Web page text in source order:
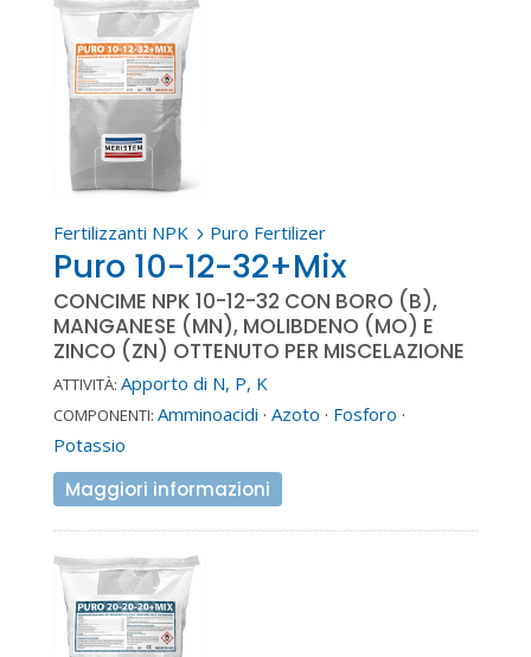
Fertilizzanti NPK5 Puro Fertilizer
Puro 10-12-32+Mix
CONCIME NPK 10-12-32 CON BORO (B),
MANGANESE (MN), MOLIBDENO (MO) E
ZINCO (ZN) OTTENUTO PER MISCELAZIONE
ATTIVITÀ: Apporto di N, P, K
COMPONENTI: Amminoacidi · Azoto · Fosforo ·
Potassio
Maggiori informazioni